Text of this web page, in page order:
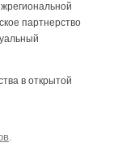
партнерство
в открытой